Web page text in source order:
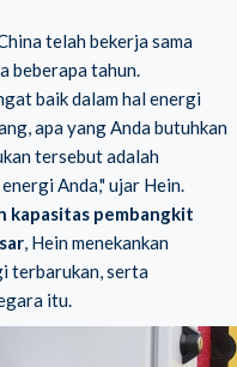
telah bekerja sama
beberapa tahun.
baik dalam hal energi
apa yang Anda butuhkan
tersebut adalah
Anda," ujar Hein.
kapasitas pembangkit
, Hein menekankan
terbarukan, serta
itu.